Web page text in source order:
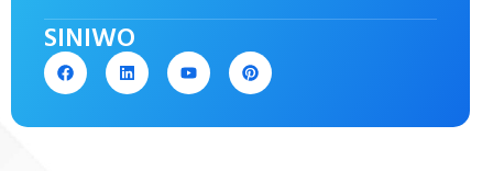
SINIWO